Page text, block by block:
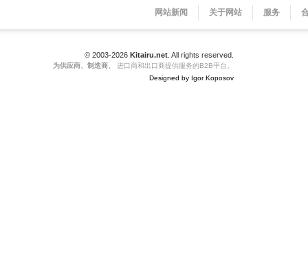
网站新闻 关于网站 服务
© 2003-2026 Kitairu.net . All rights reserved.
为供应商、制造商、
进口商和出口商提供服务的B2B平台。
Designed by Igor Koposov